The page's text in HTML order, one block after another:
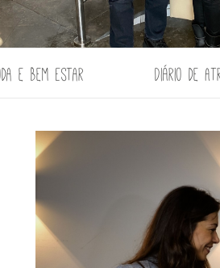
e Bem Estar Diário de